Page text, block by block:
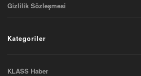
Gizlilik Sözleşmesi
Kategoriler
KLASS Haber